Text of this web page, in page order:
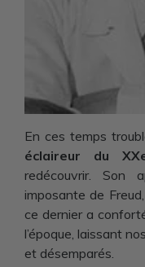
En ces temps
éclaireur du
redécouvrir. Son
imposante de
ce dernier a
l’époque, laissant
et désemparés.